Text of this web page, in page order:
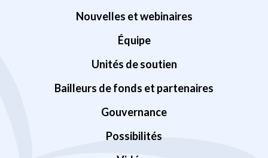
Nouvelles et webinaires
Équipe
Unités de soutien
Bailleurs de fonds et partenaires
Gouvernance
Possibilités